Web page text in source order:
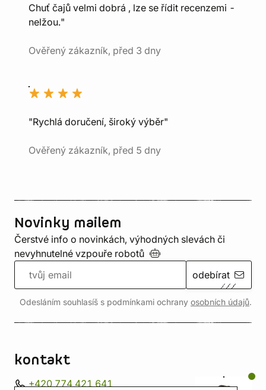
Chuť čajů velmi dobrá , lze se řídit recenzemi -
nelžou."
Ověřený zákazník, před 3 dny
"Rychlá doručení, široký výběr"
Ověřený zákazník, před 5 dny
Novinky mailem
Čerstvé info o novinkách, výhodných slevách či
nevyhnutelné vzpouře robotů
odebírat
Odesláním souhlasíš s podmínkami ochrany osobních údajů.
kontakt
+420 774 421 641